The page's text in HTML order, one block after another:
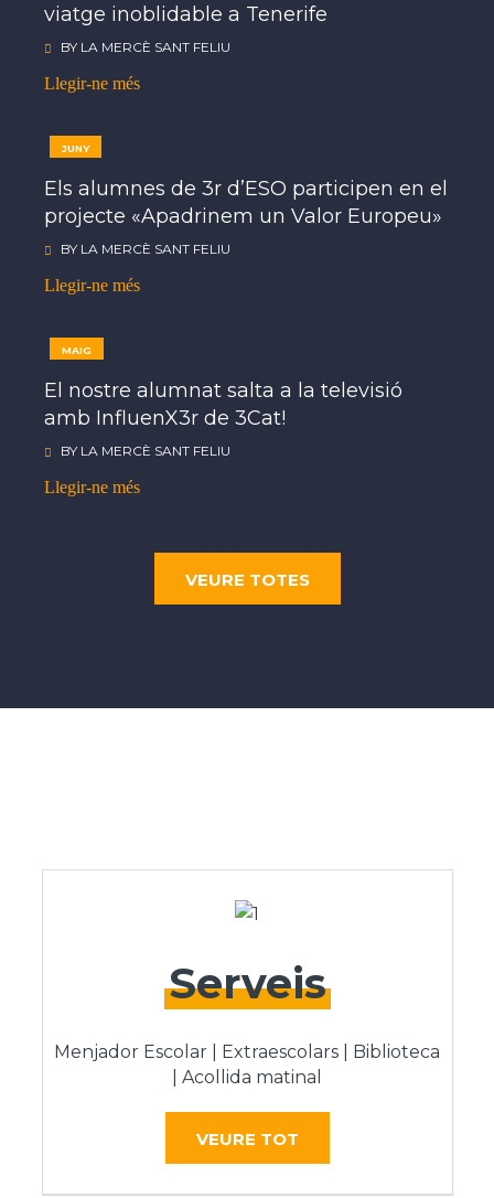
viatge inoblidable a Tenerife
BY LA MERCÈ SANT FELIU
Llegir-ne més
JUNY
Els alumnes de 3r d’ESO participen en el
projecte «Apadrinem un Valor Europeu»
BY LA MERCÈ SANT FELIU
Llegir-ne més
MAIG
El nostre alumnat salta a la televisió
amb InfluenX3r de 3Cat!
BY LA MERCÈ SANT FELIU
Llegir-ne més
VEURE TOTES
Serveis
Menjador Escolar | Extraescolars | Biblioteca
| Acollida matinal
VEURE TOT